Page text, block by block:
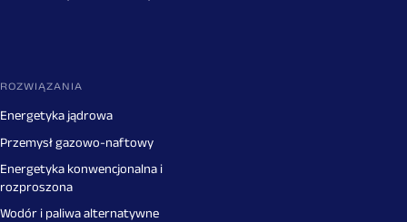
ROZWIĄZANIA
Energetyka jądrowa
Przemysł gazowo-naftowy
Energetyka konwencjonalna i
rozproszona
Wodór i paliwa alternatywne